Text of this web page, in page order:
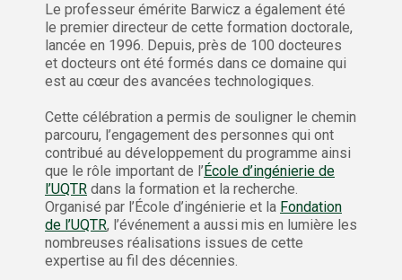
Le professeur émérite Barwicz a également été
le premier directeur de cette formation doctorale,
lancée en 1996. Depuis, près de 100 docteures
et docteurs ont été formés dans ce domaine qui
est au cœur des avancées technologiques.
Cette célébration a permis de souligner le chemin
parcouru, l’engagement des personnes qui ont
contribué au développement du programme ainsi
que le rôle important de l’ École d’ingénierie de
l’UQTR dans la formation et la recherche.
Organisé par l’École d’ingénierie et la Fondation
de l’UQTR, l’événement a aussi mis en lumière les
nombreuses réalisations issues de cette
expertise au fil des décennies.